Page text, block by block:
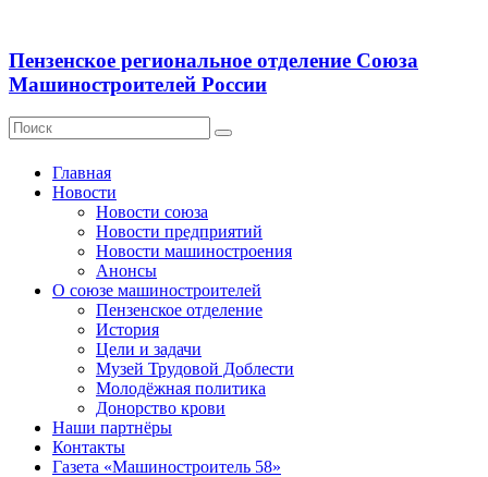
Пензенское региональное отделение Союза
Машиностроителей России
Главная
Новости
Новости союза
Новости предприятий
Новости машиностроения
Анонсы
О союзе машиностроителей
Пензенское отделение
История
Цели и задачи
Музей Трудовой Доблести
Молодёжная политика
Донорство крови
Наши партнёры
Контакты
Газета «Машиностроитель 58»